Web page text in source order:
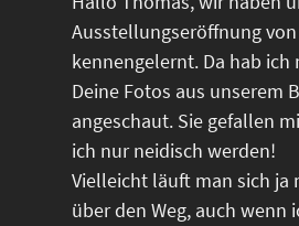
Ausstellungseröffnung
kennengelernt. Da hab ich
Deine Fotos aus unserem
angeschaut. Sie gefallen
ich nur neidisch werden!
Vielleicht läuft man sich ja
über den Weg, auch wenn